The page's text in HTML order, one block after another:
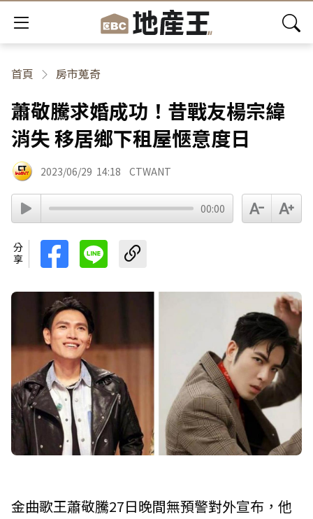
首頁 房市蒐奇
蕭敬騰求婚成功！昔戰友楊宗緯
消失 移居鄉下租屋愜意度日
2023/06/29 14:18 CTWANT
00:00
分享
金曲歌王蕭敬騰27日晚間無預警對外宣布，他